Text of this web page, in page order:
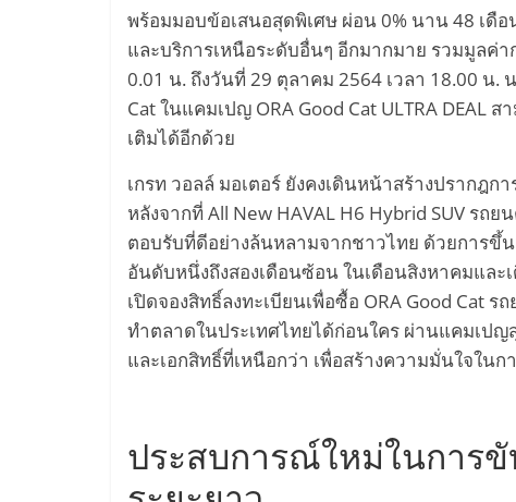
พลังงาน
ไฟฟ้า
Hyperloop
รถยนต์
ขับ
เคลื่อน
อัตโนมัติ
Self-
พร้อมมอบข้อเสนอสุดพิเศษ ผ่อน 0% นาน 48 เดื
และบริการเหนือระดับอื่นๆ อีกมากมาย รวมมูลค่
0.01 น. ถึงวันที่ 29 ตุลาคม 2564 เวลา 18.00 น.
Cat ในแคมเปญ ORA Good Cat ULTRA DEAL
เติมได้อีกด้วย
เกรท วอลล์ มอเตอร์ ยังคงเดินหน้าสร้างปรากฎ
หลังจากที่ All New HAVAL H6 Hybrid SUV รถ
ตอบรับที่ดีอย่างล้นหลามจากชาวไทย ด้วยการ
อันดับหนึ่งถึงสองเดือนซ้อน ในเดือนสิงหาคมแล
เปิดจองสิทธิ์ลงทะเบียนเพื่อซื้อ ORA Good Cat
ทำตลาดในประเทศไทยได้ก่อนใคร ผ่านแคมเปญ
และเอกสิทธิ์ที่เหนือกว่า เพื่อสร้างความมั่นใจในก
ประสบการณ์ใหม่ในการ